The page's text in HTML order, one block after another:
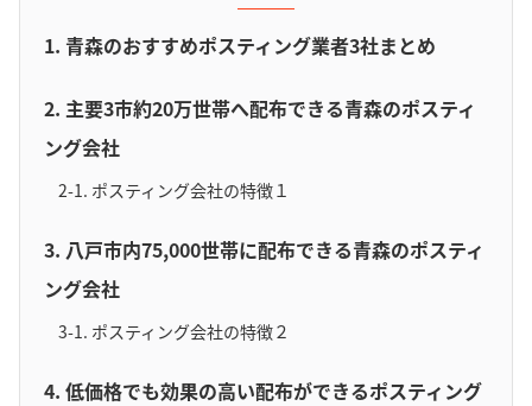
1. 青森のおすすめポスティング業者3社まとめ
2. 主要3市約20万世帯へ配布できる青森のポスティ
ング会社
2-1. ポスティング会社の特徴１
3. 八戸市内75,000世帯に配布できる青森のポスティ
ング会社
3-1. ポスティング会社の特徴２
4. 低価格でも効果の高い配布ができるポスティング